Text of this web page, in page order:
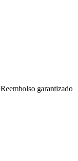
Reembolso garantizado